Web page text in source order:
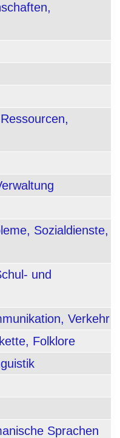
Sozialdienste,
und
Verkehr
Folklore
Sprachen